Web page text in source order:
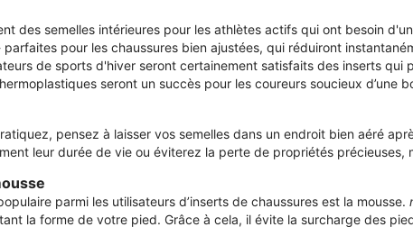
des semelles intérieures pour les athlètes actifs qui ont besoin
pour les chaussures bien ajustées, qui réduiront
de sports d'hiver seront certainement satisfaits des inserts
seront un succès pour les coureurs soucieux d’une
pensez à laisser vos semelles dans un endroit bien aéré
leur durée de vie ou éviterez la perte de propriétés
parmi les utilisateurs d’inserts de chaussures est la mousse.
la forme de votre pied. Grâce à cela, il évite la surcharge des